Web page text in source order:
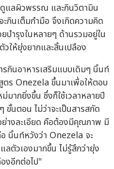
ดูแลผิวพรรณ และกินวิตามิน
กินเต็มกำมือ จึงเกิดความคิด
บำรุงในหลายๆ ด้านรวมอยู่ใน
ให้ยุ่งยากและสิ้นเปลือง
กินอาหารเสริมแบบเดิมๆ นิ้นท์
ร Onezela ขึ้นมาเพื่อให้ตอบ
มากยิ่งขึ้น ซึ่งก็ใช้เวลาหลายปี
ขั้นตอน ไม่ว่าจะเป็นสารสกัด
ย่างละเอียด คือต้องมีคุณภาพ มี
นิ้นท์หวังว่า Onezela จะ
ตัวเองมากขึ้น ไม่รู้สึกว่ายุ่ง
งอีกต่อไป"